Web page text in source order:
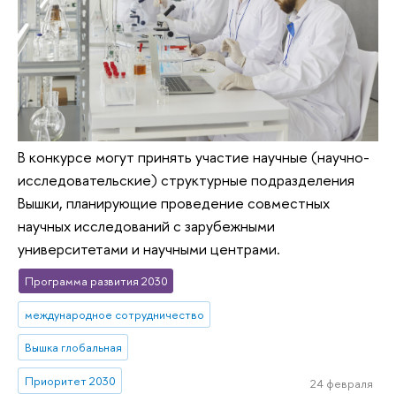
В конкурсе могут принять участие научные (научно-
исследовательские) структурные подразделения
Вышки, планирующие проведение совместных
научных исследований с зарубежными
университетами и научными центрами.
Программа развития 2030
международное сотрудничество
Вышка глобальная
Приоритет 2030 24 февраля